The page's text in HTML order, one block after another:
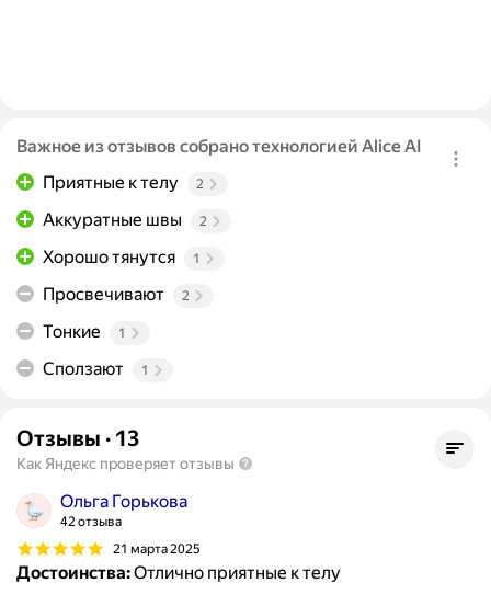
Важное из отзывов собрано технологией Alice AI
Приятные к телу
2
Аккуратные швы 2
Хорошо тянутся 1
Просвечивают 2
Тонкие 1
Сползают 1
Отзывы · 13
Как Яндекс проверяет отзывы
Ольга Горькова
42 отзыва
21 марта 2025
Достоинства:Отлично приятные к телу